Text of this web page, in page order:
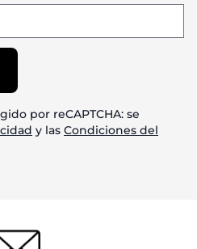
por reCAPTCHA: se
y las Condiciones del